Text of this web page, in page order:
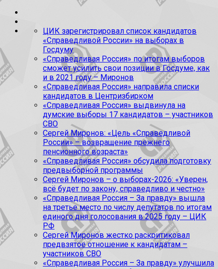
ЦИК зарегистрировал список кандидатов
«Справедливой России» на выборах в
Госдуму
«Справедливая Россия» по итогам выборов
сможет усилить свои позиции в Госдуме, как
и в 2021 году – Миронов
«Справедливая Россия» направила списки
кандидатов в Центризбирком
«Справедливая Россия» выдвинула на
думские выборы 17 кандидатов – участников
СВО
Сергей Миронов: «Цель «Справедливой
России» – возвращение прежнего
пенсионного возраста»
«Справедливая Россия» обсудила подготовку
предвыборной программы
Сергей Миронов – о выборах-2026: «Уверен,
всё будет по закону, справедливо и честно»
«Справедливая Россия – За правду» вышла
на третье место по числу депутатов по итогам
единого дня голосования в 2025 году – ЦИК
РФ
Сергей Миронов жестко раскритиковал
предвзятое отношение к кандидатам –
участников СВО
«Справедливая Россия – За правду» улучшила